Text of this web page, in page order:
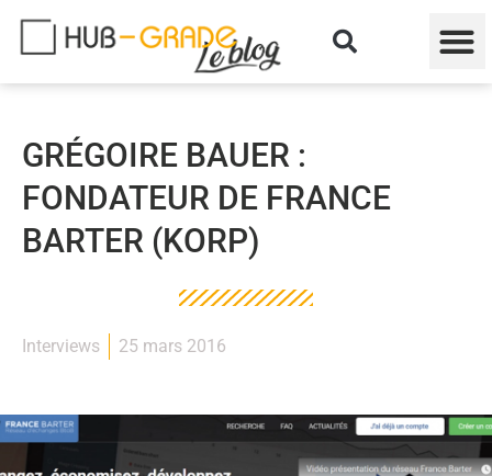
GRÉGOIRE BAUER :
FONDATEUR DE FRANCE
BARTER (KORP)
Interviews 25 mars 2016